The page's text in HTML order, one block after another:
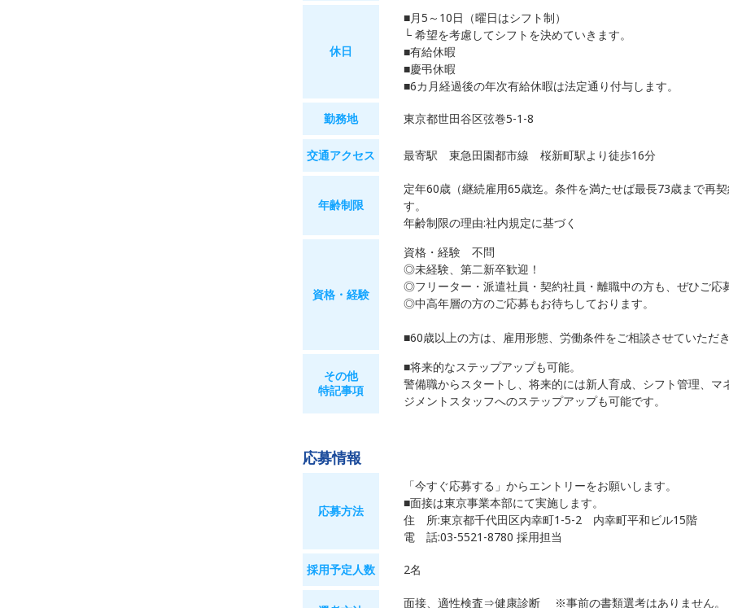
休日
■月5～10日（曜日はシフト制）
└ 希望を考慮してシフトを決めていきます。
■有給休暇
■慶弔休暇
■6カ月経過後の年次有給休暇は法定通り付与します。
勤務地 東京都世田谷区弦巻5-1-8
交通アクセス 最寄駅 東急田園都市線 桜新町駅より徒歩16分
年齢制限
定年60歳（継続雇用65歳迄。条件を満たせば最長73歳まで再
す。
年齢制限の理由:社内規定に基づく
資格・経験
資格・経験 不問
◎未経験、第二新卒歓迎！
◎フリーター・派遣社員・契約社員・離職中の方も、ぜひご応
◎中高年層の方のご応募もお待ちしております。
■60歳以上の方は、雇用形態、労働条件をご相談させていただき
その他
特記事項
■将来的なステップアップも可能。
警備職からスタートし、将来的には新人育成、シフト管理、
ジメントスタッフへのステップアップも可能です。
応募情報
応募方法
「今すぐ応募する」からエントリーをお願いします。
■面接は東京事業本部にて実施します。
住 所:東京都千代田区内幸町1-5-2 内幸町平和ビル15階
電 話:03-5521-8780 採用担当
採用予定人数 2名
面接、適性検査⇒健康診断 ※事前の書類選考はありません。